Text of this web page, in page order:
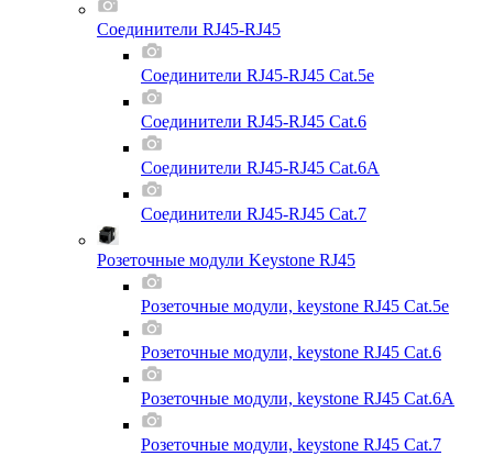
Соединители RJ45-RJ45
Соединители RJ45-RJ45 Cat.5e
Соединители RJ45-RJ45 Cat.6
Соединители RJ45-RJ45 Cat.6A
Соединители RJ45-RJ45 Cat.7
Розеточные модули Keystone RJ45
Розеточные модули, keystone RJ45 Cat.5e
Розеточные модули, keystone RJ45 Cat.6
Розеточные модули, keystone RJ45 Cat.6A
Розеточные модули, keystone RJ45 Cat.7